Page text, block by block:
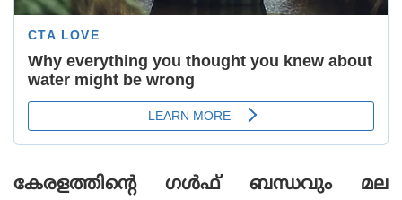
കേരളത്തിന്റെ ഗള്‍ഫ് ബന്ധവും മല